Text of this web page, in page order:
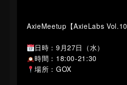
AxieMeetup【AxieLabs Vol.10
日時：9月27日（水）
時間：18:00-21:30
場所：GOX